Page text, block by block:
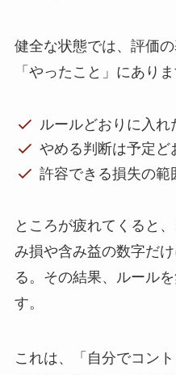
健全な状態では、評価
「やったこと」にありま
ルールどおりに入れ
やめる判断は予定ど
許容できる損失の範
ところが疲れてくると
み損や含み益の数字だ
る。 その結果、ルール
す。
これは、「自分でコン